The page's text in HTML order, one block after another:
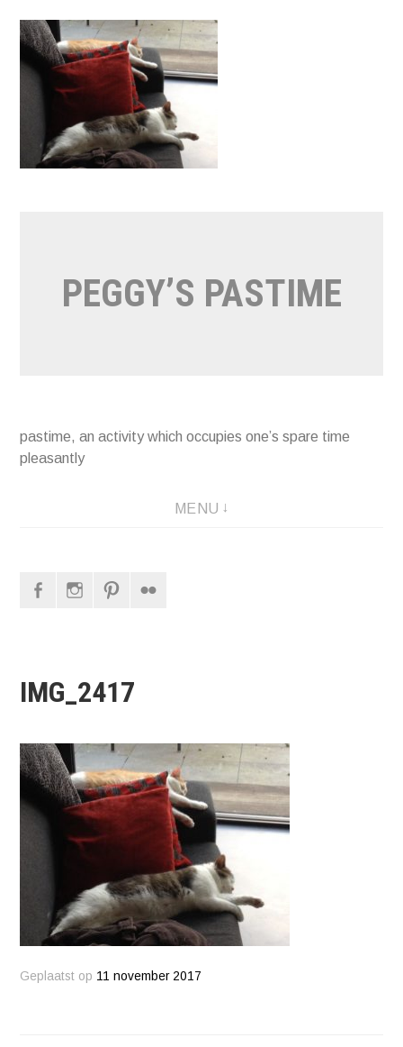
Naar
de
inhoud
springen
PEGGY’S PASTIME
pastime, an activity which occupies one’s spare time
pleasantly
MENU
FacebookInstagram
IMG_2417
Geplaatst op 11 november 2017